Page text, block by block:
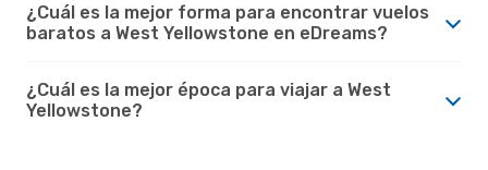
¿Cuál es la mejor forma para encontrar vuelos
baratos a West Yellowstone en eDreams?
¿Cuál es la mejor época para viajar a West
Yellowstone?